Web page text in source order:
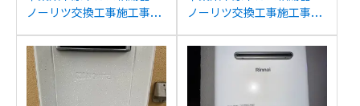
ノーリツ交換工事施工事
ーリツGQ-1639WS-1への
交換
ノーリツ交換工事施工事
H2000AW-1からノーリツ
GT-C2072SAW BLへの交